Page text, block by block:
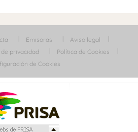
Emisoras
Aviso legal
privacidad
Política de Cookies
de Cookies